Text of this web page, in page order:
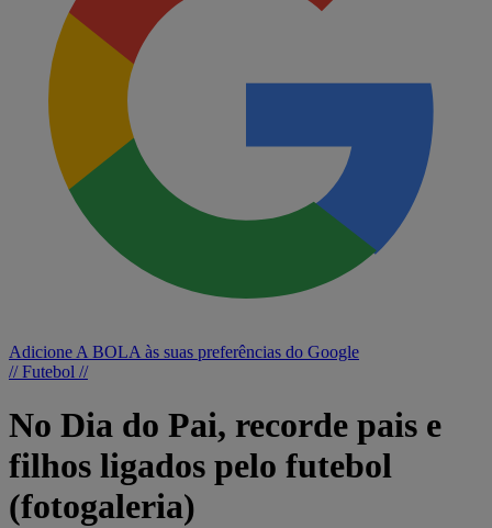
Adicione A BOLA às suas preferências do Google
// Futebol //
No Dia do Pai, recorde pais e
filhos ligados pelo futebol
(fotogaleria)